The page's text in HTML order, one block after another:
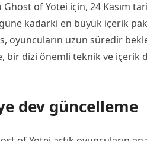
of Yotei için, 24 Kasım
kadarki en büyük içerik
oyuncuların uzun süredir
bir dizi önemli teknik ve içerik
dev güncelleme